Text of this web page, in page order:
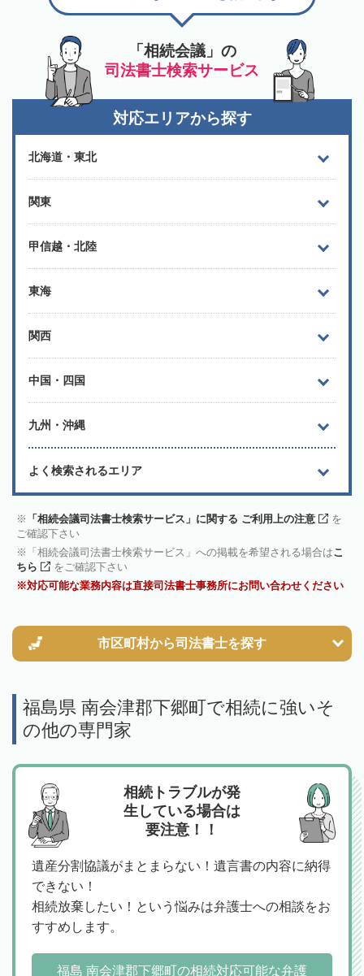
「相続会議」の
司法書士検索サービス
対応エリアから探す
北海道・東北
関東
甲信越・北陸
東海
関西
中国・四国
九州・沖縄
よく検索されるエリア
「相続会議司法書士検索サービス」に関する ご利用上の注意
を
ご確認下さい
「相続会議司法書士検索サービス」への掲載を希望される場合はこ
ちら
をご確認下さい
対応可能な業務内容は直接司法書士事務所にお問い合わせください
市区町村から司法書士を探す
福島県 南会津郡下郷町で相続に強いそ
の他の専門家
相続トラブルが発
生している場合は
要注意！！
遺産分割協議がまとまらない！遺言書の内容に納得
できない！
相続放棄したい！という悩みは弁護士への相談をお
すすめします。
福島 南会津郡下郷町の相続対応可能な弁護